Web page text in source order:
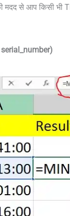
मदद से आप किसी भी